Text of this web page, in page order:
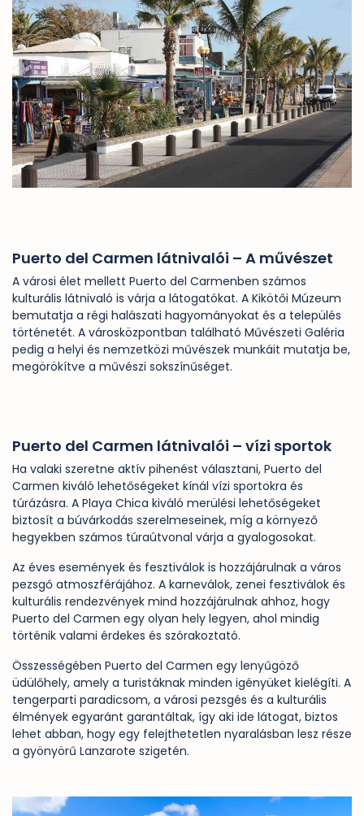
Puerto del Carmen látnivalói – A művészet
A városi élet mellett Puerto del Carmenben számos
kulturális látnivaló is várja a látogatókat. A Kikötői Múzeum
bemutatja a régi halászati hagyományokat és a település
történetét. A városközpontban található Művészeti Galéria
pedig a helyi és nemzetközi művészek munkáit mutatja be,
megörökítve a művészi sokszínűséget.
Puerto del Carmen látnivalói – vízi sportok
Ha valaki szeretne aktív pihenést választani, Puerto del
Carmen kiváló lehetőségeket kínál vízi sportokra és
túrázásra. A Playa Chica kiváló merülési lehetőségeket
biztosít a búvárkodás szerelmeseinek, míg a környező
hegyekben számos túraútvonal várja a gyalogosokat.
Az éves események és fesztiválok is hozzájárulnak a város
pezsgő atmoszférájához. A karneválok, zenei fesztiválok és
kulturális rendezvények mind hozzájárulnak ahhoz, hogy
Puerto del Carmen egy olyan hely legyen, ahol mindig
történik valami érdekes és szórakoztató.
Összességében Puerto del Carmen egy lenyűgöző
üdülőhely, amely a turistáknak minden igényüket kielégíti. A
tengerparti paradicsom, a városi pezsgés és a kulturális
élmények egyaránt garantáltak, így aki ide látogat, biztos
lehet abban, hogy egy felejthetetlen nyaralásban lesz része
a gyönyörű Lanzarote szigetén.